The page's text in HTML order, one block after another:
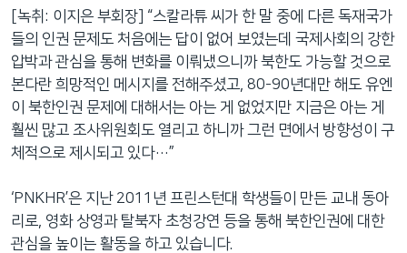
[녹취: 이지은 부회장] “스칼라튜 씨가 한 말 중에 다른 독재국가
들의 인권 문제도 처음에는 답이 없어 보였는데 국제사회의 강한
압박과 관심을 통해 변화를 이뤄냈으니까 북한도 가능할 것으로
본다란 희망적인 메시지를 전해주셨고, 80-90년대만 해도 유엔
이 북한인권 문제에 대해서는 아는 게 없었지만 지금은 아는 게
훨씬 많고 조사위원회도 열리고 하니까 그런 면에서 방향성이 구
체적으로 제시되고 있다…”
‘PNKHR’은 지난 2011년 프린스턴대 학생들이 만든 교내 동아
리로, 영화 상영과 탈북자 초청강연 등을 통해 북한인권에 대한
관심을 높이는 활동을 하고 있습니다.